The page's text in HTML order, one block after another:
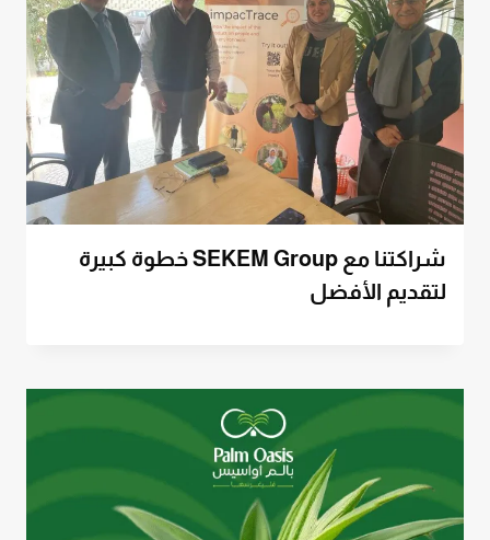
شراكتنا مع SEKEM Group خطوة كبيرة
لتقديم الأفضل